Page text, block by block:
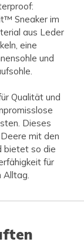
Sneaker im
aus Leder
eine
und
Qualität und
Dieses
mit den
bietet so die
für
Alltag.